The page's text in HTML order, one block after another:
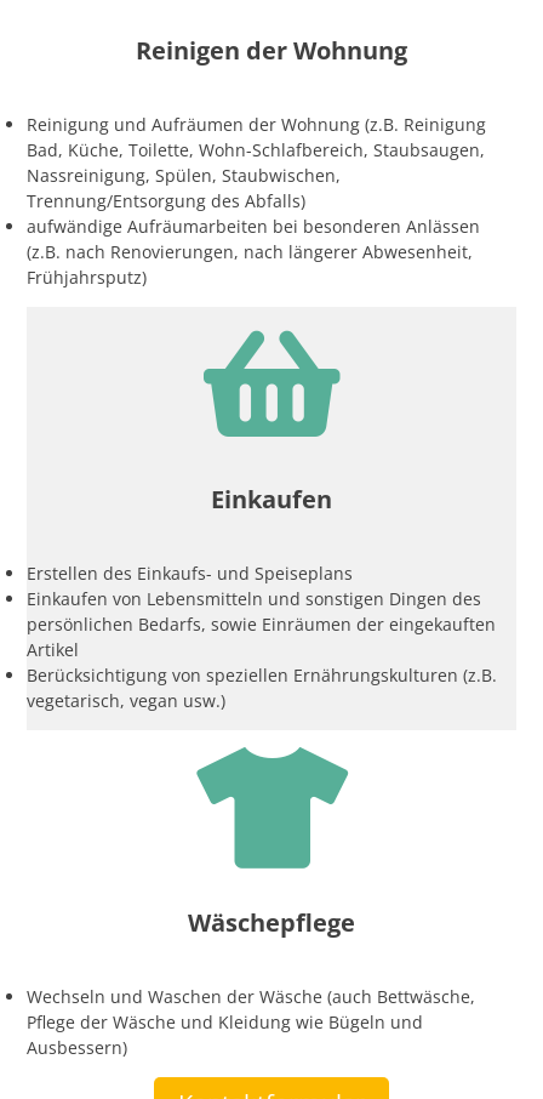
Reinigen der Wohnung
Reinigung und Aufräumen der Wohnung (z.B. Reinigung
Bad, Küche, Toilette, Wohn-Schlafbereich, Staubsaugen,
Nassreinigung, Spülen, Staubwischen,
Trennung/Entsorgung des Abfalls)
aufwändige Aufräumarbeiten bei besonderen Anlässen
(z.B. nach Renovierungen, nach längerer Abwesenheit,
Frühjahrsputz)
Einkaufen
Erstellen des Einkaufs- und Speiseplans
Einkaufen von Lebensmitteln und sonstigen Dingen des
persönlichen Bedarfs, sowie Einräumen der eingekauften
Artikel
Berücksichtigung von speziellen Ernährungskulturen (z.B.
vegetarisch, vegan usw.)
Wäschepflege
Wechseln und Waschen der Wäsche (auch Bettwäsche,
Pflege der Wäsche und Kleidung wie Bügeln und
Ausbessern)